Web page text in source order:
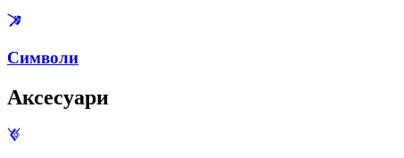
Символи
Аксесуари